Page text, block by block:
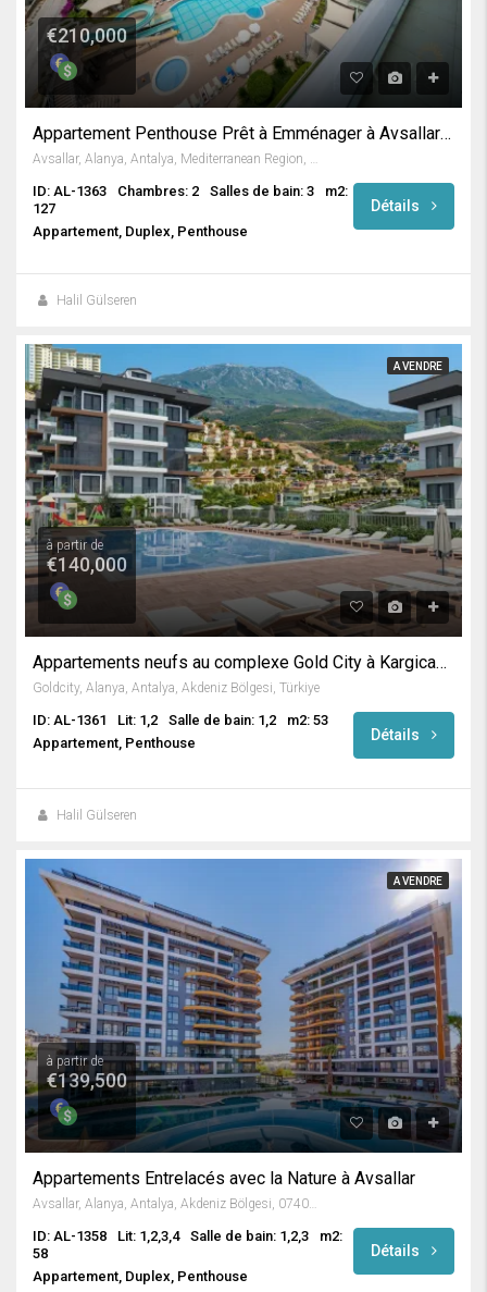
€210,000
Appartement Penthouse Prêt à Emménager à Avsallar / Alanya
Avsallar, Alanya, Antalya, Mediterranean Region, Turkey
ID: AL-1363 Chambres: 2 Salles de bain: 3
m2:
127
Appartement, Duplex, Penthouse
Détails
Halil Gülseren
A VENDRE
à partir de
€140,000
Appartements neufs au complexe Gold City à Kargicak / Alanya
Goldcity, Alanya, Antalya, Akdeniz Bölgesi, Türkiye
ID: AL-1361 Lit: 1,2 Salle de bain: 1,2
m2: 53
Appartement, Penthouse
Détails
Halil Gülseren
A VENDRE
à partir de
€139,500
Appartements Entrelacés avec la Nature à Avsallar
ID: AL-1358 Lit: 1,2,3,4 Salle de bain: 1,2,3
m2:
58
Appartement, Duplex, Penthouse
Détails